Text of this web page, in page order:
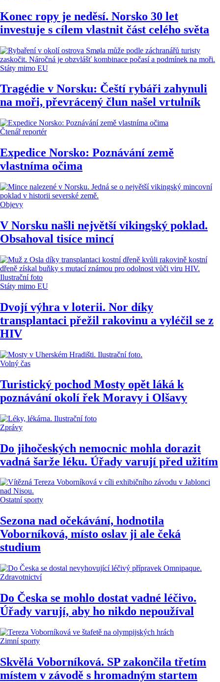
Konec ropy je neděsí. Norsko 30 let
investuje s cílem vlastnit část celého světa
Státy mimo EU
Tragédie v Norsku: Čeští rybáři zahynuli
na moři, převrácený člun našel vrtulník
Čtenář reportér
Expedice Norsko: Poznávání země
vlastníma očima
Objevy
V Norsku našli největší vikingský poklad.
Obsahoval tisíce mincí
Státy mimo EU
Dvojí výhra v loterii. Nor díky
transplantaci přežil rakovinu a vyléčil se z
HIV
Volný čas
Turistický pochod Mosty opět láká k
poznávání okolí řek Moravy i Olšavy
Zprávy
Do jihočeských nemocnic mohla dorazit
vadná šarže léku. Úřady varují před užitím
Ostatní sporty
Sezona nad očekávání, hodnotila
Voborníková, místo oslav ji ale čeká
studium
Zdravotnictví
Do Česka se mohlo dostat vadné léčivo.
Úřady varují, aby ho nikdo nepoužíval
Zimní sporty
Skvělá Voborníková. SP zakončila třetím
místem v závodě s hromadným startem